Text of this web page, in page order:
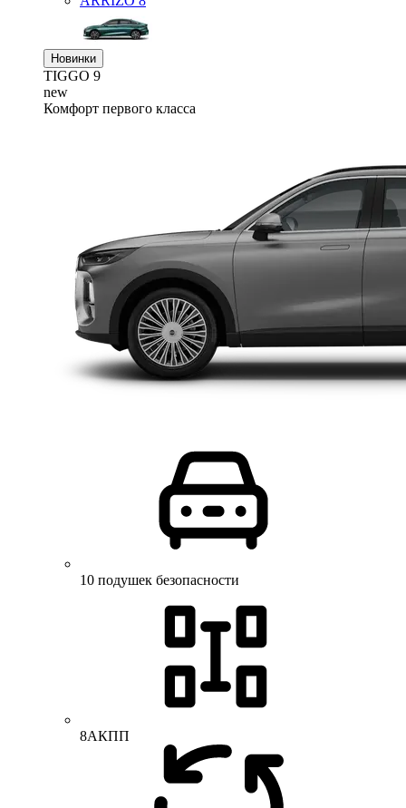
Новинки
TIGGO 9
new
Комфорт первого класса
10 подушек безопасности
8АКПП